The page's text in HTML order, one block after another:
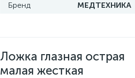
МЕДТЕХНИКА
Ложка глазная острая
малая жесткая